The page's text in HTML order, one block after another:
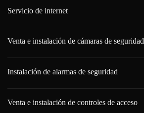
Servicio de internet
Venta e instalación de cámaras de seguridad
Instalación de alarmas de seguridad
Venta e instalación de controles de acceso